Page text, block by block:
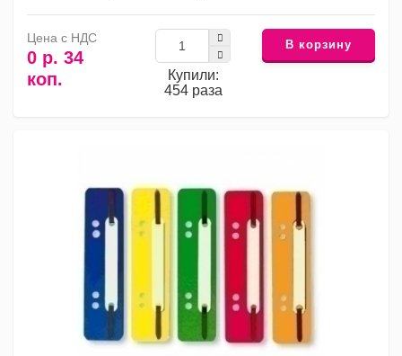
Цена с НДС
0 р. 34
коп.
Купили:
454 раза
В корзину